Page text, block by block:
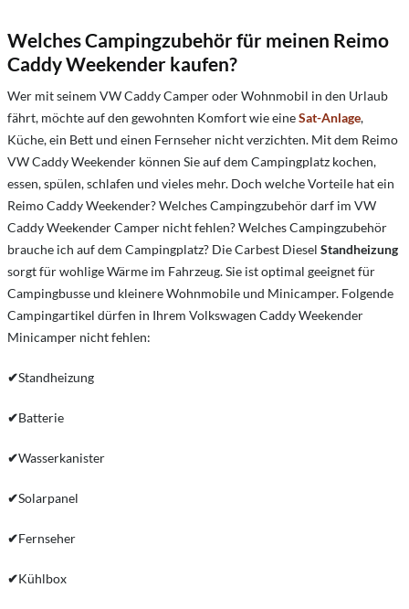
Welches Campingzubehör für meinen Reimo
Caddy Weekender kaufen?
Wer mit seinem VW Caddy Camper oder Wohnmobil in den Urlaub
fährt, möchte auf den gewohnten Komfort wie eineSat-Anlage,
Küche, ein Bett und einen Fernseher nicht verzichten. Mit dem Reimo
VW Caddy Weekender können Sie auf dem Campingplatz kochen,
essen, spülen, schlafen und vieles mehr. Doch welche Vorteile hat ein
Reimo Caddy Weekender? Welches Campingzubehör darf im VW
Caddy Weekender Camper nicht fehlen? Welches Campingzubehör
brauche ich auf dem Campingplatz? Die Carbest Diesel Standheizung
sorgt für wohlige Wärme im Fahrzeug. Sie ist optimal geeignet für
Campingbusse und kleinere Wohnmobile und Minicamper. Folgende
Campingartikel dürfen in Ihrem Volkswagen Caddy Weekender
Minicamper nicht fehlen:
✔Standheizung
✔Batterie
✔Wasserkanister
✔Solarpanel
✔Fernseher
✔Kühlbox